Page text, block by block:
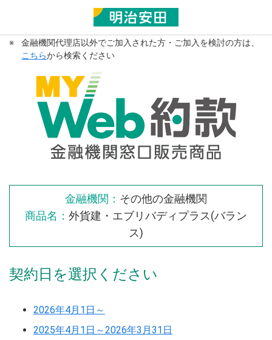
※
金融機関代理店以外でご加入された方・ご加入を検討の方は、
こちらから検索ください
金融機関： その他の金融機関
商品名： 外貨建・エブリバディプラス(バラン
ス)
契約日を選択ください
2026年4月1日～
2025年4月1日～2026年3月31日